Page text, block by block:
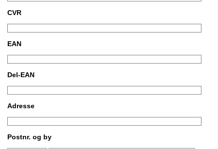
CVR
EAN
Del-EAN
Adresse
Postnr. og by